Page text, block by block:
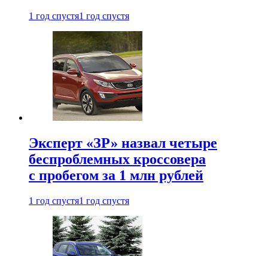
1 год спустя1 год спустя
Эксперт «ЗР» назвал четыре
беспроблемных кроссовера
с пробегом за 1 млн рублей
1 год спустя1 год спустя